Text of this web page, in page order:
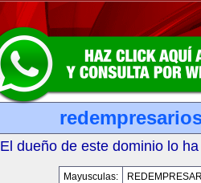
El dueño de este dominio lo
Mayusculas: